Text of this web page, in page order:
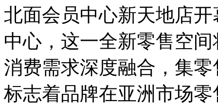
北面会员中心新天地店
中心，这一全新零售空间
消费需求深度融合，集
标志着品牌在亚洲市场